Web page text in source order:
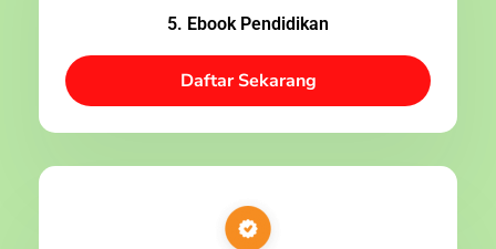
5. Ebook Pendidikan
Daftar Sekarang